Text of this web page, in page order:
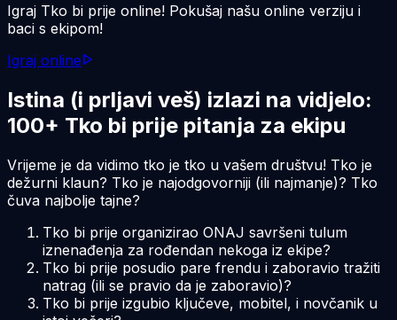
Igraj Tko bi prije online! Pokušaj našu online verziju i
baci s ekipom!
Igraj online
Istina (i prljavi veš) izlazi na vidjelo:
100+ Tko bi prije pitanja za ekipu
Vrijeme je da vidimo tko je tko u vašem društvu! Tko je
dežurni klaun? Tko je najodgovorniji (ili najmanje)? Tko
čuva najbolje tajne?
Tko bi prije organizirao ONAJ savršeni tulum
iznenađenja za rođendan nekoga iz ekipe?
Tko bi prije posudio pare frendu i zaboravio tražiti
natrag (ili se pravio da je zaboravio)?
Tko bi prije izgubio ključeve, mobitel, i novčanik u